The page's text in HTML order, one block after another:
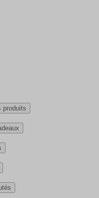
produits